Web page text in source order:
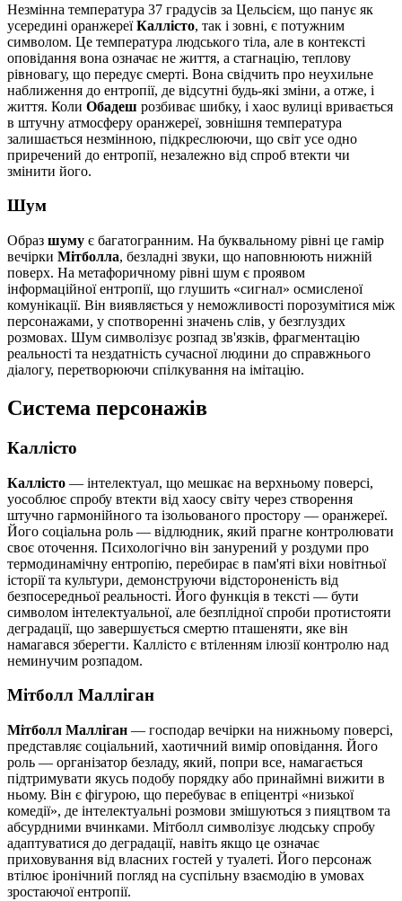
Незмінна температура 37 градусів за Цельсієм, що панує як
усередині оранжереїКаллісто, так і зовні, є потужним
символом. Це температура людського тіла, але в контексті
оповідання вона означає не життя, а стагнацію, теплову
рівновагу, що передує смерті. Вона свідчить про неухильне
наближення до ентропії, де відсутні будь-які зміни, а отже, і
життя. Коли Обадеш розбиває шибку, і хаос вулиці вривається
в штучну атмосферу оранжереї, зовнішня температура
залишається незмінною, підкреслюючи, що світ усе одно
приречений до ентропії, незалежно від спроб втекти чи
змінити його.
Шум
Образ шуму є багатогранним. На буквальному рівні це гамір
вечірки Мітболла, безладні звуки, що наповнюють нижній
поверх. На метафоричному рівні шум є проявом
інформаційної ентропії, що глушить «сигнал» осмисленої
комунікації. Він виявляється у неможливості порозумітися між
персонажами, у спотворенні значень слів, у безглуздих
розмовах. Шум символізує розпад зв'язків, фрагментацію
реальності та нездатність сучасної людини до справжнього
діалогу, перетворюючи спілкування на імітацію.
Система персонажів
Каллісто
Каллісто — інтелектуал, що мешкає на верхньому поверсі,
уособлює спробу втекти від хаосу світу через створення
штучно гармонійного та ізольованого простору — оранжереї.
Його соціальна роль — відлюдник, який прагне контролювати
своє оточення. Психологічно він занурений у роздуми про
термодинамічну ентропію, перебирає в пам'яті віхи новітньої
історії та культури, демонструючи відстороненість від
безпосередньої реальності. Його функція в тексті — бути
символом інтелектуальної, але безплідної спроби протистояти
деградації, що завершується смертю пташеняти, яке він
намагався зберегти. Каллісто є втіленням ілюзії контролю над
неминучим розпадом.
Мітболл Малліган
Мітболл Малліган — господар вечірки на нижньому поверсі,
представляє соціальний, хаотичний вимір оповідання. Його
роль — організатор безладу, який, попри все, намагається
підтримувати якусь подобу порядку або принаймні вижити в
ньому. Він є фігурою, що перебуває в епіцентрі «низької
комедії», де інтелектуальні розмови змішуються з пияцтвом та
абсурдними вчинками. Мітболл символізує людську спробу
адаптуватися до деградації, навіть якщо це означає
приховування від власних гостей у туалеті. Його персонаж
втілює іронічний погляд на суспільну взаємодію в умовах
зростаючої ентропії.